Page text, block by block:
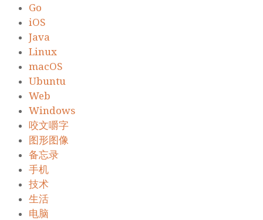
Go
iOS
Java
Linux
macOS
Ubuntu
Web
Windows
咬文嚼字
图形图像
备忘录
手机
技术
生活
电脑